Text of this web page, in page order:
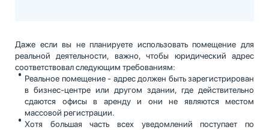
Даже если вы не планируете использовать помещение для
реальной деятельности, важно, чтобы юридический адрес
соответствовал следующим требованиям:
Реальное помещение - адрес должен быть зарегистрирован
в бизнес-центре или другом здании, где действительно
сдаются офисы в аренду и они не являются местом
массовой регистрации.
Хотя большая часть всех уведомлений поступает по